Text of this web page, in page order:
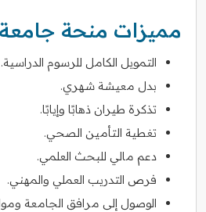
مميزات منحة
التمويل الكامل للرسوم الدراسية.
بدل معيشة شهري.
تذكرة طيران ذهابًا وإيابًا.
تغطية التأمين الصحي.
دعم مالي للبحث العلمي.
فرص التدريب العملي والمهني.
الوصول إلى مرافق الجامعة